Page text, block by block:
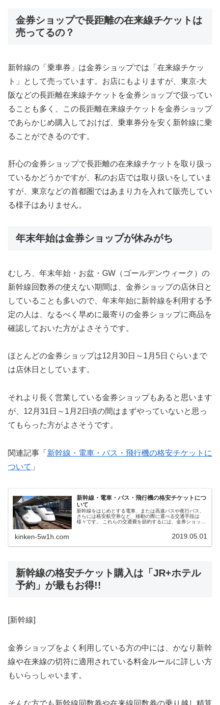
金券ショップで長距離の在来線チケットは
売ってるの？
新幹線の「乗車券」は金券ショップでは「在来線チケッ
ト」として売っています。お店にもよりますが、東京-大
阪などの長距離在来線チケットを金券ショップで扱ってい
ることも多く、この長距離在来線チケットを金券ショップ
であらかじめ購入しておけば、乗車券分を安く新幹線に乗
ることができるのです。
肝心の金券ショップで長距離の在来線チケットを取り扱っ
ているかどうかですが、私のお店では取り扱いをしていま
すが、東京などの首都圏ではあまり力を入れて販売してい
る様子はありません。
年末年始は金券ショップが休みがち
むしろ、年末年始・お盆・GW（ゴールデンウィーク）の
新幹線回数券の使えない期間は、金券ショップの店休日と
していることも多いので、年末年始に新幹線を利用する予
定の人は、なるべく早めに最寄りの金券ショップに商品を
確認しておいた方がよさそうです。
ほとんどの金券ショップは12月30日～1月5日ぐらいまで
は店休日としています。
それより長く営業している金券ショップもあると思います
が、12月31日～1月2日頃の間はまずやっていないと思っ
てもらった方がよさそうです。
関連記事「 新幹線・電車・バス・飛行機の格安チケットに
ついて 」
新幹線・電車・バス・飛行機の格安チケットにつ
いて
新幹線をはじめとする電車、または高速バスや夜行バス、
さらには格安航空券など、移動の際に選べる交通手段は
様々です。 これらの交通費を節約するには、金券ショップ
ここは、新幹線・電車・バス・飛行機の格安チケットの基
ついて紹介するまとめページです。
kinken-5w1h.com 2019.05.01
新幹線の格安チケット購入は「JR+ホテル
予約」が最もお得!!
[新幹線]
金券ショップをよく利用している方の中には、かなり新幹
線や在来線の切符に適用されている料金ルールに詳しい方
もいらっしゃいます。
そんな方でも新幹線回数券や在来線回数券の乗り越し精算